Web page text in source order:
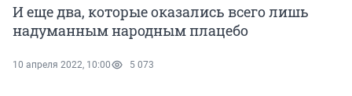
И еще два, которые оказались всего лишь
надуманным народным плацебо
10 апреля 2022, 10:00 5 073